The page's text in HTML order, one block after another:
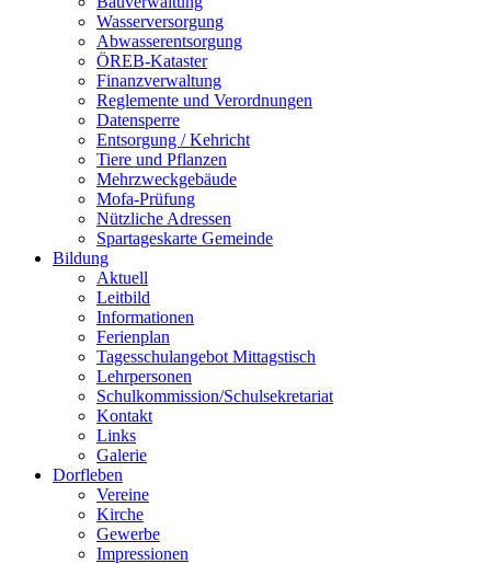
Wasserversorgung
Abwasserentsorgung
ÖREB-Kataster
Finanzverwaltung
Reglemente und Verordnungen
Datensperre
Entsorgung / Kehricht
Tiere und Pflanzen
Mehrzweckgebäude
Mofa-Prüfung
Nützliche Adressen
Spartageskarte Gemeinde
Bildung
Aktuell
Leitbild
Informationen
Ferienplan
Tagesschulangebot Mittagstisch
Lehrpersonen
Schulkommission/Schulsekretariat
Kontakt
Links
Galerie
Dorfleben
Vereine
Kirche
Gewerbe
Impressionen